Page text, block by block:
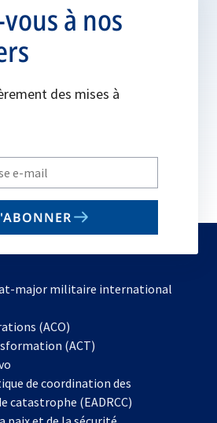
à nos
des mises à
major militaire international
(ACO)
dans
nouvel
onglet
(ACT)
dans
un
nouvel
de coordination des
catastrophe (EADRCC)